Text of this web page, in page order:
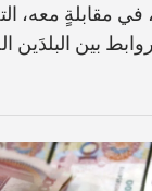
مقابلةٍ معه،
بين البلدَين